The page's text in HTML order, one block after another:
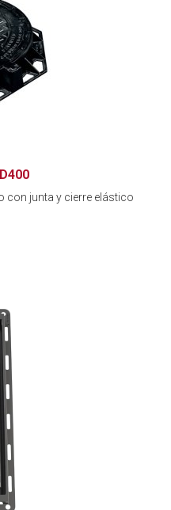
con junta y cierre elástico